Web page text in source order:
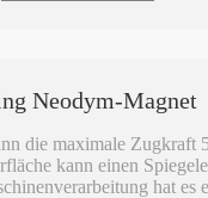
Neodym-Magnet
die maximale Zugkraft
kann einen
hat es